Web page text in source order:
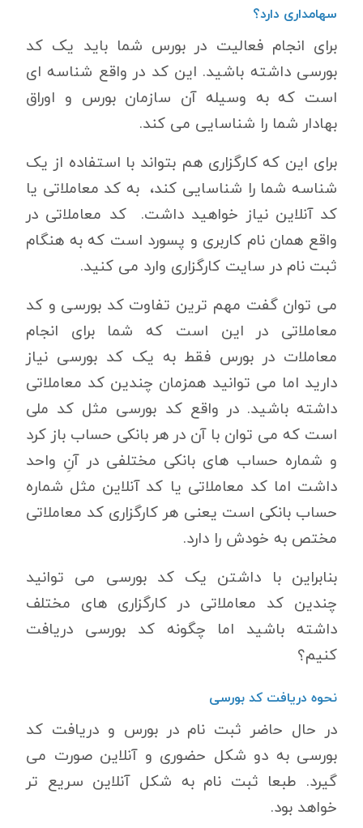
سهامداری دارد؟
برای انجام فعالیت در بورس شما باید یک کد
بورسی داشته باشید. این کد در واقع شناسه ای
است که به وسیله آن سازمان بورس و اوراق
بهادار شما را شناسایی می کند.
برای این که کارگزاری هم بتواند با استفاده از یک
شناسه شما را شناسایی کند، به کد معاملاتی یا
کد آنلاین نیاز خواهید داشت. کد معاملاتی در
واقع همان نام کاربری و پسورد است که به هنگام
ثبت نام در سایت کارگزاری وارد می کنید.
می توان گفت مهم ترین تفاوت کد بورسی و کد
معاملاتی در این است که شما برای انجام
معاملات در بورس فقط به یک کد بورسی نیاز
دارید اما می توانید همزمان چندین کد معاملاتی
داشته باشید. در واقع کد بورسی مثل کد ملی
است که می توان با آن در هر بانکی حساب باز کرد
و شماره حساب های بانکی مختلفی در آنِ واحد
داشت اما کد معاملاتی یا کد آنلاین مثل شماره
حساب بانکی است یعنی هر کارگزاری کد معاملاتی
مختص به خودش را دارد.
بنابراین با داشتن یک کد بورسی می توانید
چندین کد معاملاتی در کارگزاری های مختلف
داشته باشید اما چگونه کد بورسی دریافت
کنیم؟
نحوه دریافت کد بورسی
در حال حاضر ثبت نام در بورس و دریافت کد
بورسی به دو شکل حضوری و آنلاین صورت می
گیرد. طبعا ثبت نام به شکل آنلاین سریع تر
خواهد بود.